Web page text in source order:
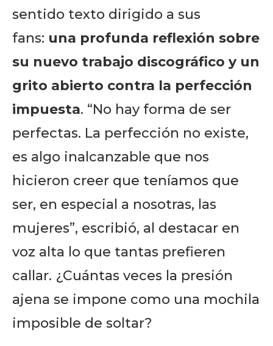
sentido texto dirigido a sus
fans: una profunda reflexión sobre
su nuevo trabajo discográfico y un
grito abierto contra la perfección
impuesta. “No hay forma de ser
perfectas. La perfección no existe,
es algo inalcanzable que nos
hicieron creer que teníamos que
ser, en especial a nosotras, las
mujeres”, escribió, al destacar en
voz alta lo que tantas prefieren
callar. ¿Cuántas veces la presión
ajena se impone como una mochila
imposible de soltar?